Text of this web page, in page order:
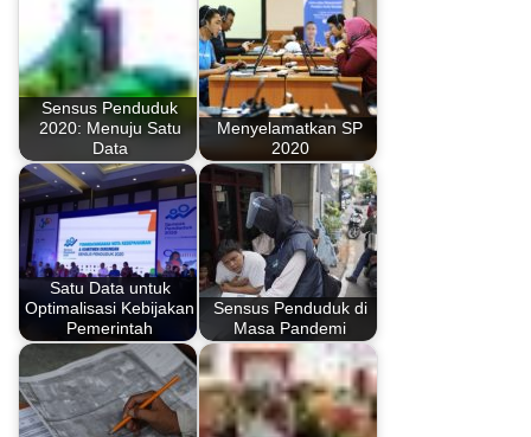
Sensus Penduduk
2020: Menuju Satu
Data
Menyelamatkan SP
2020
Satu Data untuk
Optimalisasi Kebijakan
Pemerintah
Sensus Penduduk di
Masa Pandemi